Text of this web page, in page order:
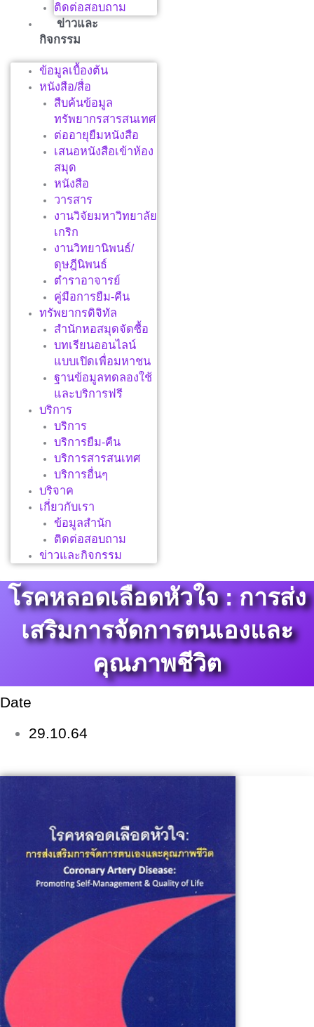
ติดต่อสอบถาม
ข่าวและ
กิจกรรม
ข้อมูลเบื้องต้น
หนังสือ/สื่อ
สืบค้นข้อมูล
ทรัพยากรสารสนเทศ
ต่ออายุยืมหนังสือ
เสนอหนังสือเข้าห้อง
สมุด
หนังสือ
วารสาร
งานวิจัยมหาวิทยาลัย
เกริก
งานวิทยานิพนธ์/
ดุษฎีนิพนธ์
ตำราอาจารย์
คู่มือการยืม-คืน
ทรัพยากรดิจิทัล
สำนักหอสมุดจัดซื้อ
บทเรียนออนไลน์
แบบเปิดเพื่อมหาชน
ฐานข้อมูลทดลองใช้
และบริการฟรี
บริการ
บริการ
บริการยืม-คืน
บริการสารสนเทศ
บริการอื่นๆ
บริจาค
เกี่ยวกับเรา
ข้อมูลสำนัก
ติดต่อสอบถาม
ข่าวและกิจกรรม
โรคหลอดเลือดหัวใจ : การส่ง
เสริมการจัดการตนเองและ
คุณภาพชีวิต
Date
29.10.64